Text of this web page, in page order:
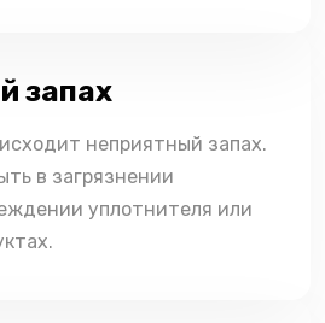
запах
неприятный запах.
в загрязнении
уплотнителя или